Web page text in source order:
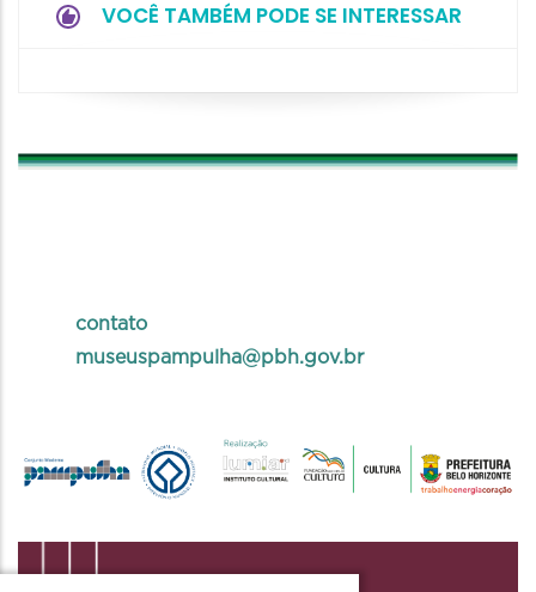
VOCÊ TAMBÉM PODE SE INTERESSAR
contato
museuspampulha@pbh.gov.br